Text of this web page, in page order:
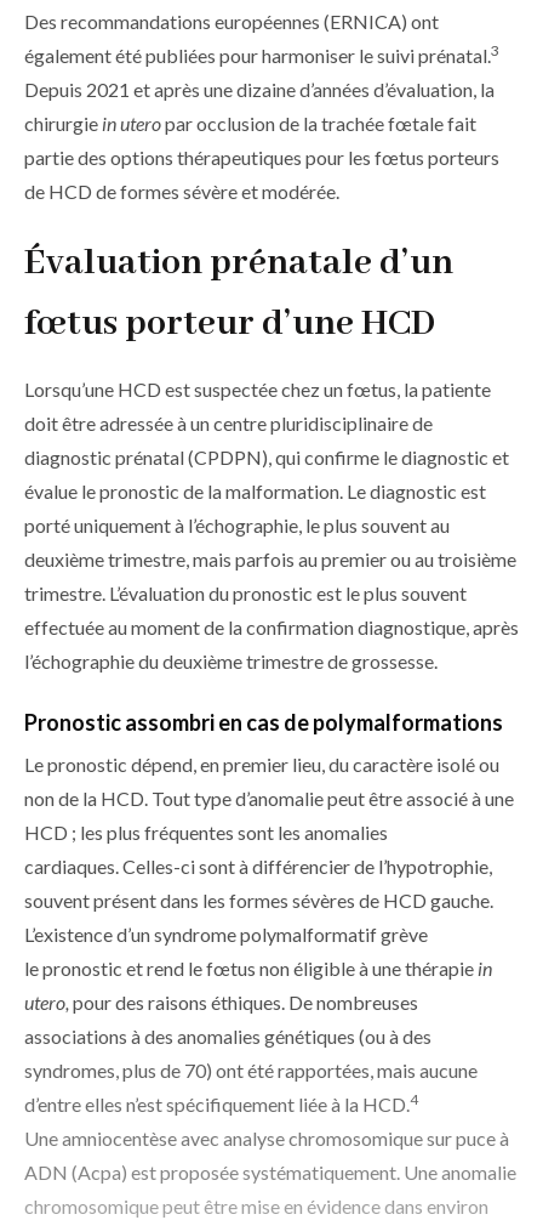
Des recommandations européennes (ERNICA) ont
également été publiées pour harmoniser le suivi prénatal.3
Depuis 2021 et après une dizaine d’années d’évaluation, la
chirurgie in uteropar occlusion de la trachée fœtale fait
partie des options thérapeutiques pour les fœtus porteurs
de HCD de formes sévère et modérée.
Évaluation prénatale d’un
fœtus porteur d’une HCD
Lorsqu’une HCD est suspectée chez un fœtus, la patiente
doit être adressée à un centre pluridisciplinaire de
diagnostic prénatal (CPDPN), qui confirme le diagnostic et
évalue le pronostic de la malformation. Le diagnostic est
porté uniquement à l’échographie, le plus souvent au
deuxième trimestre, mais parfois au premier ou au troisième
trimestre. L’évaluation du pronostic est le plus souvent
effectuée au moment de la confirmation diagnostique, après
l’échographie du deuxième trimestre de grossesse.
Pronostic assombri en cas de polymalformations
Le pronostic dépend, en premier lieu, du caractère isolé ou
non de la HCD. Tout type d’anomalie peut être associé à une
HCD ; les plus fréquentes sont les anomalies
cardiaques. Celles-ci sont à différencier de l’hypotrophie,
souvent présent dans les formes sévères de HCD gauche.
L’existence d’un syndrome polymalformatif grève
le pronostic et rend le fœtus non éligible à une thérapie in
utero, pour des raisons éthiques. De nombreuses
associations à des anomalies génétiques (ou à des
syndromes, plus de 70) ont été rapportées, mais aucune
d’entre elles n’est spécifiquement liée à la HCD.4
Une amniocentèse avec analyse chromosomique sur puce à
ADN (Acpa) est proposée systématiquement. Une anomalie
chromosomique peut être mise en évidence dans environ